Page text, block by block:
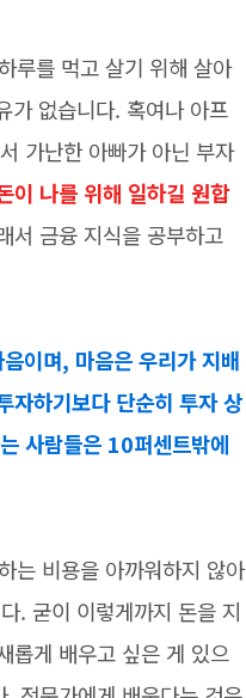
루를 먹고 살기 위해 살아
가 없습니다. 혹여나 아프
가난한 아빠가 아닌 부자
이 나를 위해 일하길 원합
서 금융 지식을 공부하고
이며, 마음은 우리가 지배
자하기보다 단순히 투자 상
사람들은 10퍼센트밖에
는 비용을 아까워하지 않아
. 굳이 이렇게까지 돈을 지
롭게 배우고 싶은 게 있으